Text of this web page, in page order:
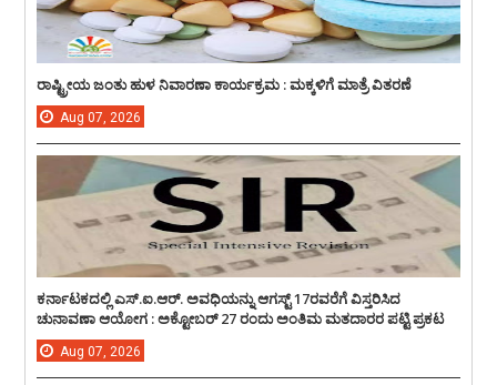
ರಾಷ್ಟ್ರೀಯ ಜಂತು ಹುಳ ನಿವಾರಣಾ ಕಾರ್ಯಕ್ರಮ : ಮಕ್ಕಳಿಗೆ ಮಾತ್ರೆ ವಿತರಣೆ
Aug 07, 2026
ಕರ್ನಾಟಕದಲ್ಲಿ ಎಸ್.ಐ.ಆರ್. ಅವಧಿಯನ್ನು ಆಗಸ್ಟ್ 17ರವರೆಗೆ ವಿಸ್ತರಿಸಿದ
ಚುನಾವಣಾ ಆಯೋಗ : ಅಕ್ಟೋಬರ್ 27 ರಂದು ಅಂತಿಮ ಮತದಾರರ ಪಟ್ಟಿ ಪ್ರಕಟ
Aug 07, 2026